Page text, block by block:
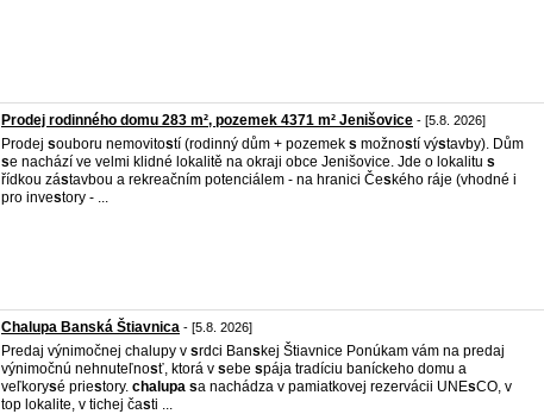
Prodej rodinného domu 283 m², pozemek 4371 m² Jenišovice - [5.8. 2026]
Prodej souboru nemovitostí (rodinný dům + pozemek s možností výstavby). Dům
se nachází ve velmi klidné lokalitě na okraji obce Jenišovice. Jde o lokalitu s
řídkou zástavbou a rekreačním potenciálem - na hranici Českého ráje (vhodné i
pro investory - ...
Chalupa Banská Štiavnica - [5.8. 2026]
Predaj výnimočnej chalupy v srdci Banskej Štiavnice Ponúkam vám na predaj
výnimočnú nehnuteľnosť, ktorá v sebe spája tradíciu baníckeho domu a
veľkorysé priestory. chalupa sa nachádza v pamiatkovej rezervácii UNEsCO, v
top lokalite, v tichej časti ...